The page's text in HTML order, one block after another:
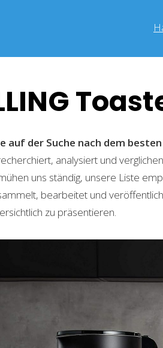
auf der Suche nach dem
analysiert und
uns ständig, unsere Liste
bearbeitet und
zu präsentieren.